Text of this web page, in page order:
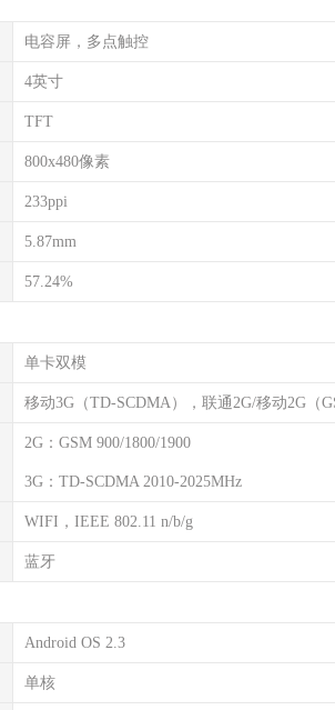
电容屏，多点触控
4英寸
TFT
800x480像素
233ppi
5.87mm
57.24%
单卡双模
移动3G（TD-SCDMA），联通2G/移动2G（
2G：GSM 900/1800/1900
3G：TD-SCDMA 2010-2025MHz
WIFI，IEEE 802.11 n/b/g
蓝牙
Android OS 2.3
单核